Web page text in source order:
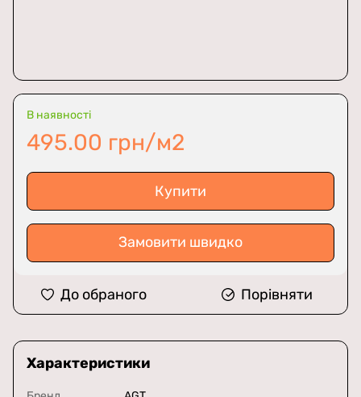
В наявності
495.00 грн/м2
Купити
Замовити швидко
До обраного Порівняти
Характеристики